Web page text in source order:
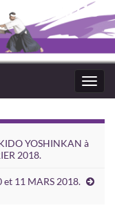
de
YOSHINKAN à
2018.
et 11 MARS 2018.